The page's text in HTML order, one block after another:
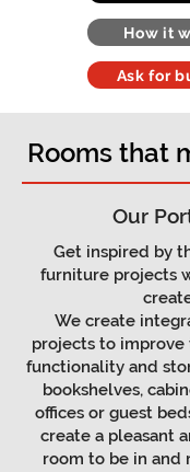
How it
Ask for
Rooms that
Our
Get inspired by
furniture projects
We create
projects to improve
functionality and
bookshelves,
offices or guest
create a pleasant
room to be in and